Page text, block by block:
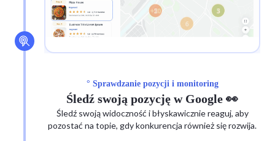
° Sprawdzanie pozycji i monitoring
Śledź swoją pozycję w Google 👀
Śledź swoją widoczność i błyskawicznie reaguj, aby
pozostać na topie, gdy konkurencja również się rozwija.